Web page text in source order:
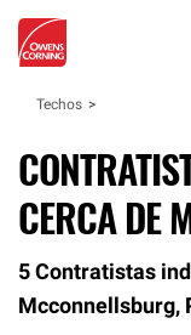
Techos
CERCA DE
5 Contratistas
Mcconnellsburg,